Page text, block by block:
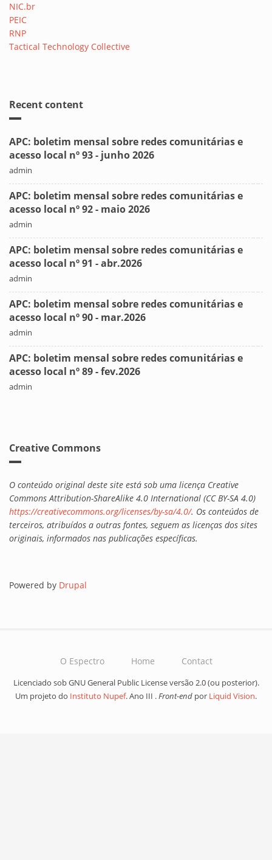
NIC.br
PEIC
RNP
Tactical Technology Collective
Recent content
APC: boletim mensal sobre redes comunitárias e
acesso local nº 93 - junho 2026
admin
APC: boletim mensal sobre redes comunitárias e
acesso local nº 92 - maio 2026
admin
APC: boletim mensal sobre redes comunitárias e
acesso local nº 91 - abr.2026
admin
APC: boletim mensal sobre redes comunitárias e
acesso local nº 90 - mar.2026
admin
APC: boletim mensal sobre redes comunitárias e
acesso local nº 89 - fev.2026
admin
Creative Commons
O conteúdo original deste site está sob uma licença Creative
Commons Attribution-ShareAlike 4.0 International (CC BY-SA 4.0)
https://creativecommons.org/licenses/by-sa/4.0/. Os conteúdos de
terceiros, atribuídos a outras fontes, seguem as licenças dos sites
originais, informados nas publicações específicas.
Powered by Drupal
O Espectro Home Contact
Licenciado sob GNU General Public License versão 2.0 (ou posterior).
Um projeto do Instituto Nupef. Ano III .Front-end por Liquid Vision.